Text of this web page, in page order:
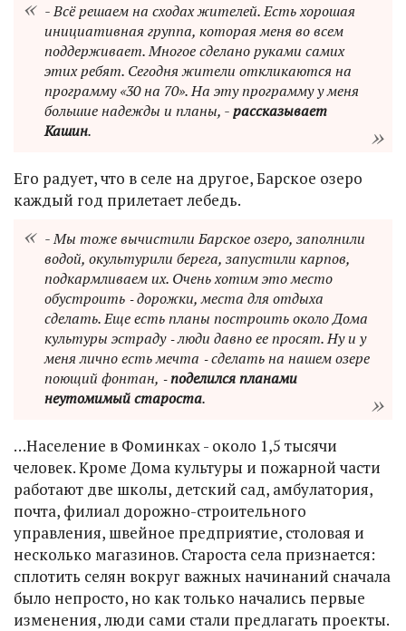
- Всё решаем на сходах жителей. Есть хорошая
инициативная группа, которая меня во всем
поддерживает. Многое сделано руками самих
этих ребят. Сегодня жители откликаются на
программу «30 на 70». На эту программу у меня
большие надежды и планы, -рассказывает
Кашин.
Его радует, что в селе на другое, Барское озеро
каждый год прилетает лебедь.
- Мы тоже вычистили Барское озеро, заполнили
водой, окультурили берега, запустили карпов,
подкармливаем их. Очень хотим это место
обустроить ‑ дорожки, места для отдыха
сделать. Еще есть планы построить около Дома
культуры эстраду ‑ люди давно ее просят. Ну и у
меня лично есть мечта ‑ сделать на нашем озере
поющий фонтан, ‑поделился планами
неутомимый староста.
…Население в Фоминках - около 1,5 тысячи
человек. Кроме Дома культуры и пожарной части
работают две школы, детский сад, амбулатория,
почта, филиал дорожно-строительного
управления, швейное предприятие, столовая и
несколько магазинов. Староста села признается:
сплотить селян вокруг важных начинаний сначала
было непросто, но как только начались первые
изменения, люди сами стали предлагать проекты.